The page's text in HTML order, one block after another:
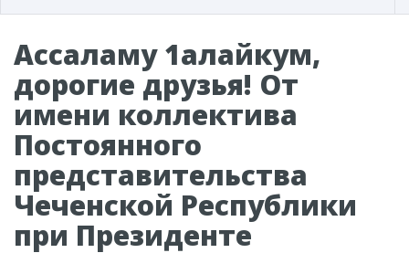
Ассаламу 1алайкум,
дорогие друзья! От
имени коллектива
Постоянного
представительства
Чеченской Республики
при Президенте